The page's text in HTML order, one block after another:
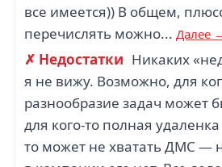
все имеется)) В общем,
перечислять можно... Далее
✗ Недостатки Никаких
я не вижу. Возможно, для
разнообразие задач может
для кого-то полная
то может не хватать ДМС —